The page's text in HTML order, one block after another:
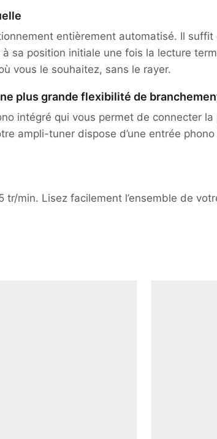
entièrement automatisé. Il
sa position initiale une fois la lecture
vous le souhaitez, sans le rayer.
plus grande flexibilité de
intégré qui vous permet de connecter
ampli-tuner dispose d’une entrée
min. Lisez facilement l’ensemble de